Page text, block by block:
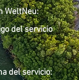
WeltNeu:
del servicio
del servicio: